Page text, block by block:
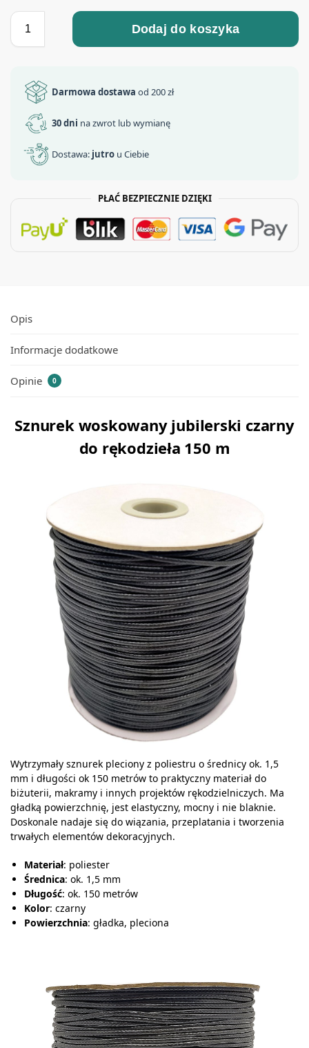
Dodaj do koszyka
Darmowa dostawa od 200 zł
30 dni na zwrot lub wymianę
Dostawa: jutro u Ciebie
PŁAĆ BEZPIECZNIE DZIĘKI
Opis
Informacje dodatkowe
Opinie 0
Sznurek woskowany jubilerski czarny
do rękodzieła 150 m
Wytrzymały sznurek pleciony z poliestru o średnicy ok. 1,5
mm i długości ok 150 metrów to praktyczny materiał do
biżuterii, makramy i innych projektów rękodzielniczych. Ma
gładką powierzchnię, jest elastyczny, mocny i nie blaknie.
Doskonale nadaje się do wiązania, przeplatania i tworzenia
trwałych elementów dekoracyjnych.
Materiał: poliester
Średnica: ok. 1,5 mm
Długość: ok. 150 metrów
Kolor: czarny
Powierzchnia: gładka, pleciona